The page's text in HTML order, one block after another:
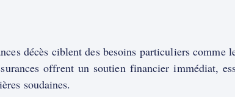
décès ciblent des besoins particuliers comme
offrent un soutien financier immédiat,
soudaines.